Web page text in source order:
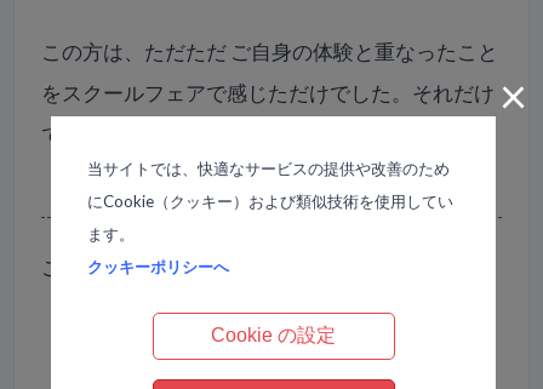
この方は、ただただ ご自身の体験と重なったこと
をスクールフェアで感じただけでした。それだけ
で変わってしまう世界です。
ご来場していただいたみなさまに
×
当サイトでは、快適なサービスの提供や改善のため
にCookie（クッキー）および類似技術を使用してい
ます。
クッキーポリシーへ
Cookie の設定